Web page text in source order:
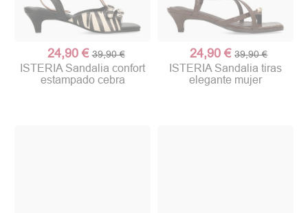
24,90 € 39,90 €
ISTERIA Sandalia confort
estampado cebra
24,90 € 39,90 €
ISTERIA Sandalia tiras
elegante mujer